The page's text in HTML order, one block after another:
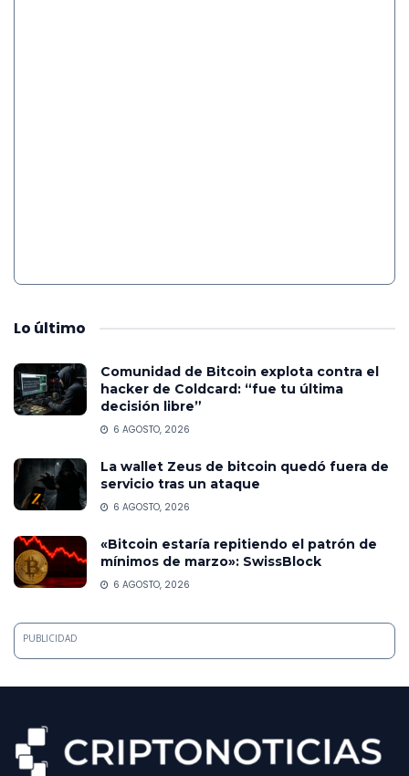
Lo último
Comunidad de Bitcoin explota contra el
hacker de Coldcard: “fue tu última
decisión libre”
6 AGOSTO, 2026
La wallet Zeus de bitcoin quedó fuera de
servicio tras un ataque
6 AGOSTO, 2026
«Bitcoin estaría repitiendo el patrón de
mínimos de marzo»: SwissBlock
6 AGOSTO, 2026
PUBLICIDAD